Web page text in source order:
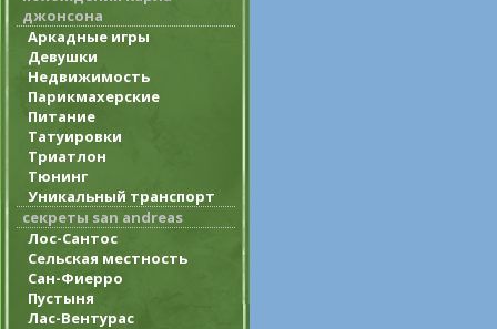
джонсона
Аркадные игры
Девушки
Недвижимость
Парикмахерские
Питание
Татуировки
Триатлон
Тюнинг
Уникальный транспорт
секреты san andreas
Лос-Сантос
Сельская местность
Сан-Фиерро
Пустыня
Лас-Вентурас